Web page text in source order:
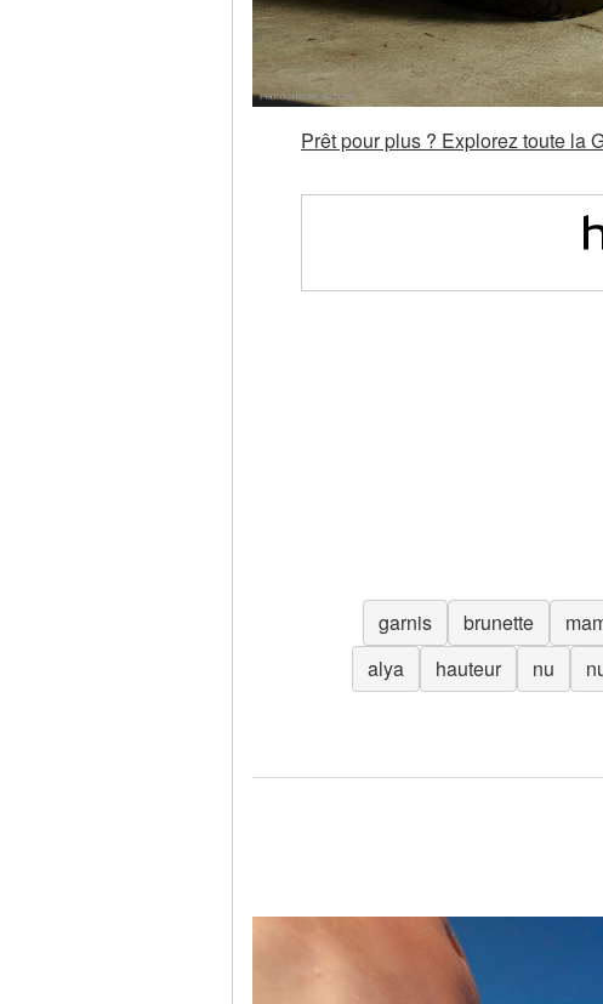
Prêt pour plus ? Explorez toute la
garnis brunette
alya
hauteur nu